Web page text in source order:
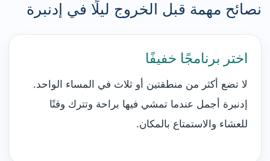
نصائح مهمة قبل الخروج ليلًا في إدنبرة
اختر برنامجًا خفيفًا
لا تضع أكثر من منطقتين أو ثلاث في المساء الواحد.
إدنبرة أجمل عندما تمشي فيها براحة وتترك وقتًا
للعشاء والاستمتاع بالمكان.